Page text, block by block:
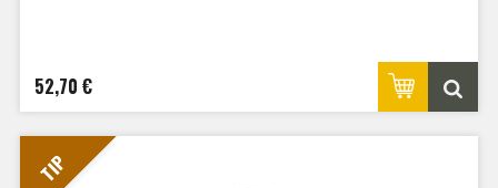
52,70 €
TIP